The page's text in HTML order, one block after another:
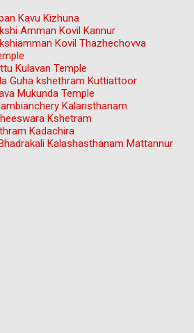
Kavu Kizhuna
Amman Kovil Kannur
Kovil Thazhechovva
Kulavan Temple
Guha kshethram Kuttiattoor
Mukunda Temple
Kalaristhanam
Kshetram
Kadachira
Kalashasthanam Mattannur